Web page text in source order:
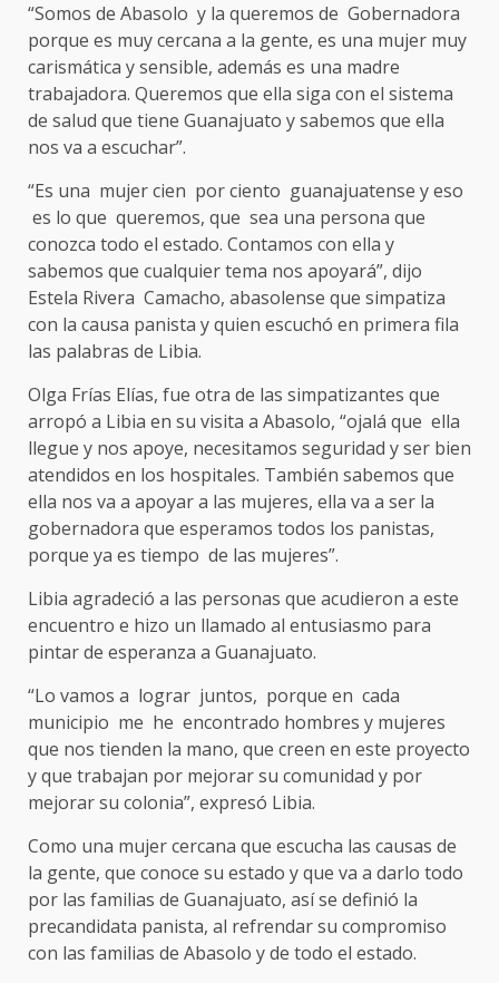
“Somos de Abasolo y la queremos de Gobernadora
porque es muy cercana a la gente, es una mujer muy
carismática y sensible, además es una madre
trabajadora. Queremos que ella siga con el sistema
de salud que tiene Guanajuato y sabemos que ella
nos va a escuchar”.
“Es una mujer cien por ciento guanajuatense y eso
es lo que queremos, que sea una persona que
conozca todo el estado. Contamos con ella y
sabemos que cualquier tema nos apoyará”, dijo
Estela Rivera Camacho, abasolense que simpatiza
con la causa panista y quien escuchó en primera fila
las palabras de Libia.
Olga Frías Elías, fue otra de las simpatizantes que
arropó a Libia en su visita a Abasolo, “ojalá que ella
llegue y nos apoye, necesitamos seguridad y ser bien
atendidos en los hospitales. También sabemos que
ella nos va a apoyar a las mujeres, ella va a ser la
gobernadora que esperamos todos los panistas,
porque ya es tiempo de las mujeres”.
Libia agradeció a las personas que acudieron a este
encuentro e hizo un llamado al entusiasmo para
pintar de esperanza a Guanajuato.
“Lo vamos a lograr juntos, porque en cada
municipio me he encontrado hombres y mujeres
que nos tienden la mano, que creen en este proyecto
y que trabajan por mejorar su comunidad y por
mejorar su colonia”, expresó Libia.
Como una mujer cercana que escucha las causas de
la gente, que conoce su estado y que va a darlo todo
por las familias de Guanajuato, así se definió la
precandidata panista, al refrendar su compromiso
con las familias de Abasolo y de todo el estado.